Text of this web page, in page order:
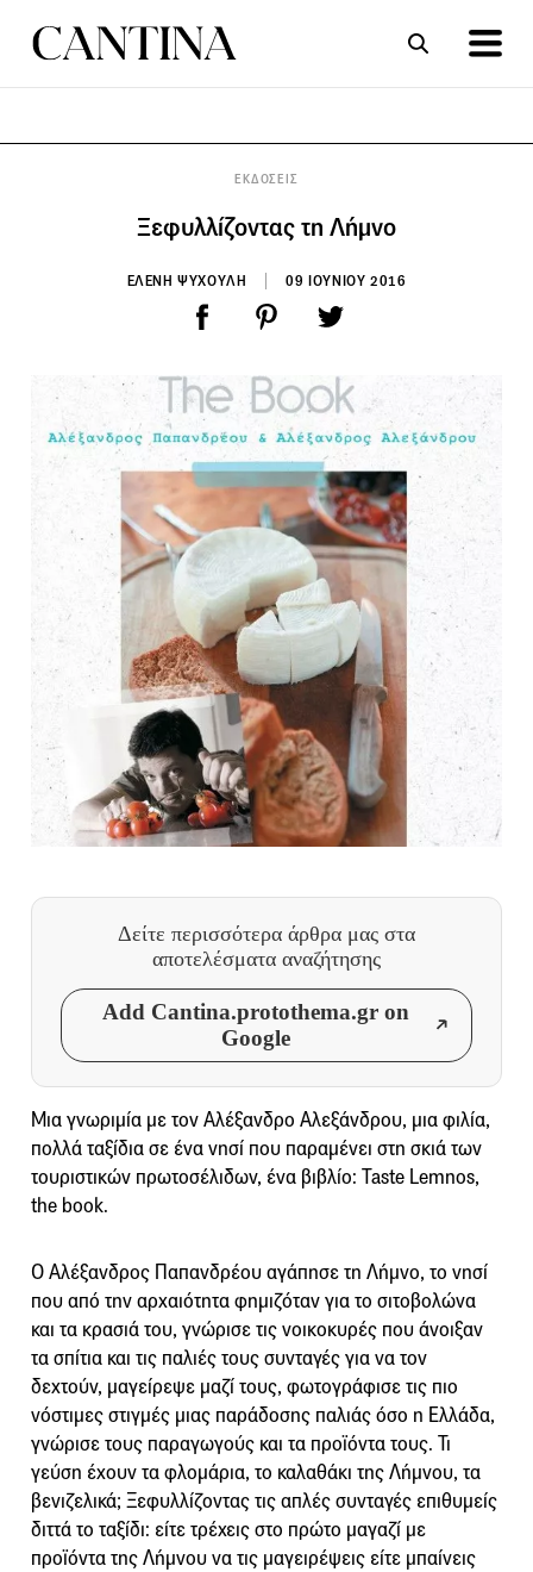
ΕΚΔΟΣΕΙΣ
Ξεφυλλίζοντας τη Λήμνο
ΕΛΕΝΗ ΨΥΧΟΥΛΗ 09 ΙΟΥΝΙΟΥ 2016
Δείτε περισσότερα άρθρα μας στα
αποτελέσματα αναζήτησης
Add Cantina.protothema.gr on
Google
Μια γνωριμία με τον Αλέξανδρο Αλεξάνδρου, μια φιλία,
πολλά ταξίδια σε ένα νησί που παραμένει στη σκιά των
τουριστικών πρωτοσέλιδων, ένα βιβλίο: Taste Lemnos,
the book.
Ο Αλέξανδρος Παπανδρέου αγάπησε τη Λήμνο, το νησί
που από την αρχαιότητα φημιζόταν για το σιτοβολώνα
και τα κρασιά του, γνώρισε τις νοικοκυρές που άνοιξαν
τα σπίτια και τις παλιές τους συνταγές για να τον
δεχτούν, μαγείρεψε μαζί τους, φωτογράφισε τις πιο
νόστιμες στιγμές μιας παράδοσης παλιάς όσο η Ελλάδα,
γνώρισε τους παραγωγούς και τα προϊόντα τους. Τι
γεύση έχουν τα φλομάρια, το καλαθάκι της Λήμνου, τα
βενιζελικά; Ξεφυλλίζοντας τις απλές συνταγές επιθυμείς
διττά το ταξίδι: είτε τρέχεις στο πρώτο μαγαζί με
προϊόντα της Λήμνου να τις μαγειρέψεις είτε μπαίνεις